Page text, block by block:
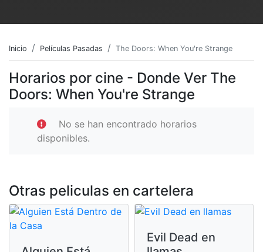
Inicio Películas Pasadas The Doors: When You're Strange
Horarios por cine - Donde Ver The
Doors: When You're Strange
No se han encontrado horarios
disponibles.
Otras peliculas en cartelera
Evil Dead en